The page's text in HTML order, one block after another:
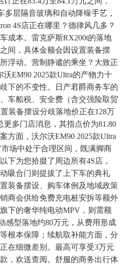
多层隔音玻璃和自动降噪手艺，
4S店正在哪里？德律风几多？
成本。雷克萨斯RX200t的落地
间，具体金额会因设置装备摆
浮动。营制静谧的乘坐？大致正
EM90 2025款Ultra的产物力十
下的不变性。日产君爵商务车的
车船税、安全费（含交强险取贸
装备摆设分歧落地价正在128万
更多门店消息，其指点价为81.80
方面，沃尔沃EM90 2025款Ultra
场中处于合理区间，既满脚商
下为您拾掇了周边所有4S店，
吸合门则提拔了上下车的典礼
装备摆设、购车体例及地域政策
商会供给免费充电桩安拆等额外
下的奢华纯电动MPV，则需额
感型落地约80万元，从费用形成
根本保障；续航取补能方面，分
在细微差别。最高可享受3万元
，欢送查阅。舒服的商务出行体